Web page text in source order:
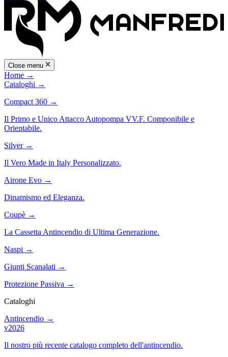
Close menu
Home →
Cataloghi →
Compact 360 →
Il Primo e Unico Attacco Autopompa VV.F. Componibile e
Orientabile.
Silver →
Il Vero Made in Italy Personalizzato.
Airone Evo →
Dinamismo ed Eleganza.
Coupè →
La Cassetta Antincendio di Ultima Generazione.
Naspi →
Giunti Scanalati →
Protezione Passiva →
Cataloghi
Antincendio →
v2026
Il nostro più recente catalogo completo dell'antincendio.